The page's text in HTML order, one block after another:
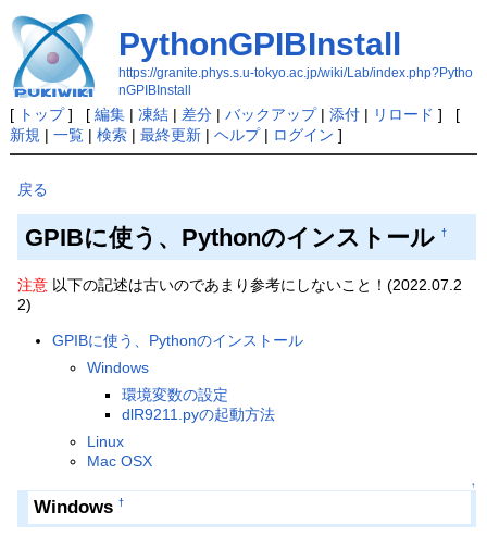
PythonGPIBInstall
https://granite.phys.s.u-tokyo.ac.jp/wiki/Lab/index.php?Pytho
nGPIBInstall
[ トップ] [ 編集| 凍結| 差分| バックアップ| 添付| リロード ] [
新規 | 一覧| 検索| 最終更新| ヘルプ| ログイン ]
戻る
GPIBに使う、Pythonのインストール †
注意 以下の記述は古いのであまり参考にしないこと！(2022.07.2
2)
GPIBに使う、Pythonのインストール
Windows
環境変数の設定
dlR9211.pyの起動方法
Linux
Mac OSX
↑
Windows†